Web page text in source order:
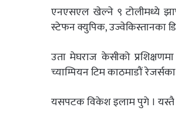
एनएसएल खेल्ने ९ टोलीमध्ये
स्टेफन क्युपिक, उज्वेकिस्तानका
उता मेघराज केसीको
च्याम्पियन टिम काठमाडौं
यसपटक विकेश इलाम पुगे । यस्तै